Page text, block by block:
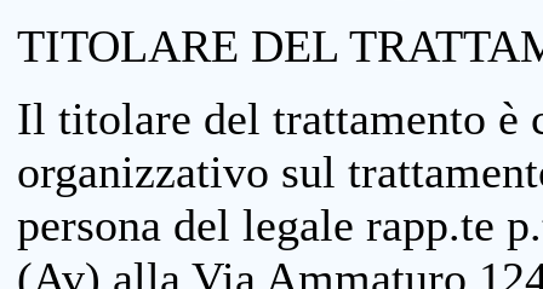
TITOLARE DEL
Il titolare del trattamento è
organizzativo sul
persona del legale rapp.te
(Av) alla Via Ammaturo